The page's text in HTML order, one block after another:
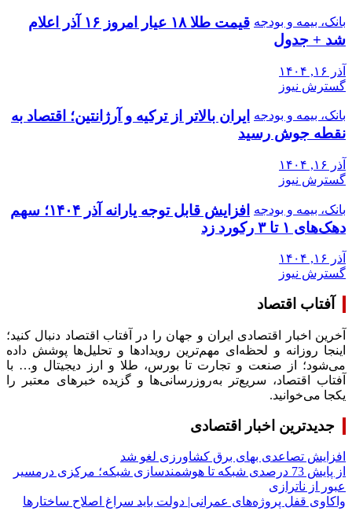
بانک، بیمه و بودجه
قیمت طلا ۱۸ عیار امروز ۱۶ آذر اعلام
شد + جدول
آذر ۱۶, ۱۴۰۴
گسترش نیوز
بانک، بیمه و بودجه
ایران بالاتر از ترکیه و آرژانتین؛ اقتصاد به
نقطه جوش رسید
آذر ۱۶, ۱۴۰۴
گسترش نیوز
بانک، بیمه و بودجه
افزایش قابل توجه یارانه آذر ۱۴۰۴؛ سهم
دهک‌های ۱ تا ۳ رکورد زد
آذر ۱۶, ۱۴۰۴
گسترش نیوز
آفتاب اقتصاد
آخرین اخبار اقتصادی ایران و جهان را در آفتاب اقتصاد دنبال کنید؛
اینجا روزانه و لحظه‌ای مهم‌ترین رویدادها و تحلیل‌ها پوشش داده
می‌شود؛ از صنعت و تجارت تا بورس، طلا و ارز دیجیتال و… با
آفتاب اقتصاد، سریع‌تر به‌روزرسانی‌ها و گزیده خبرهای معتبر را
یکجا می‌خوانید.
جدیدترین اخبار اقتصادی
افزایش تصاعدی بهای برق کشاورزی لغو شد
از پایش 73 درصدی شبکه تا هوشمندسازی شبکه؛ مرکزی درمسیر
عبور از ناترازی
واکاوی قفل پروژه‌های عمرانی| دولت باید سراغ اصلاح ساختارها